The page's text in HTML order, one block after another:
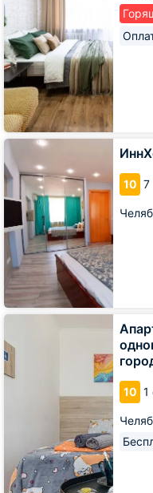
10 7
ИннХоум
Апартментс
10 1
Апартаменты
однокомнатные
в
центре